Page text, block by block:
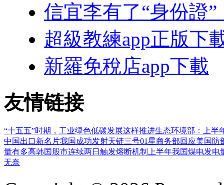
信宜李有了“身份證”
超級教練app正版下
新羅免稅店app下載
友情链接
“十五五”时期，工业绿色低碳发展这样推进生态环境部：上半
中国出口新名片我国成功发射天链三号01星商务部回应美国防
量有多高韩国股市连续两日触发熔断机制
上半年我国煤电发
无奈